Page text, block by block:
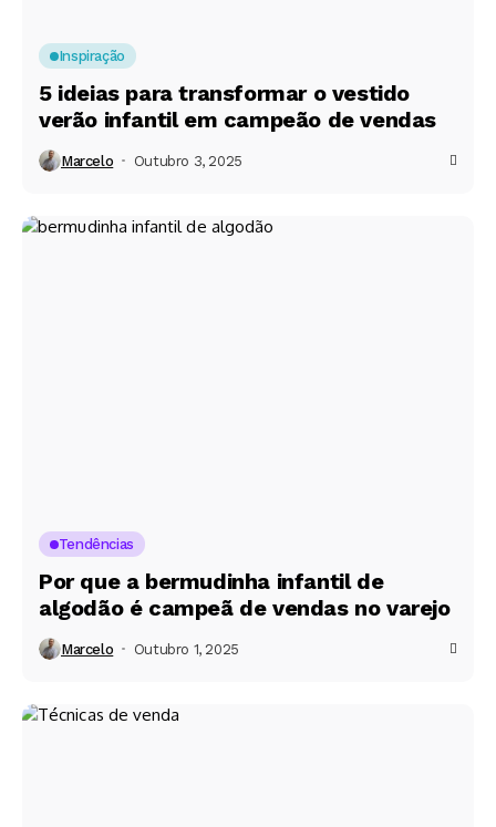
Inspiração
5 ideias para transformar o vestido
verão infantil em campeão de vendas
Marcelo Outubro 3, 2025
Tendências
Por que a bermudinha infantil de
algodão é campeã de vendas no varejo
Marcelo Outubro 1, 2025